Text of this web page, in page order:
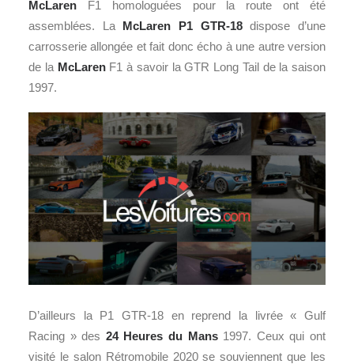
McLaren F1 homologuées pour la route ont été
assemblées. La McLaren P1 GTR-18dispose d’une
carrosserie allongée et fait donc écho à une autre version
de la McLarenF1 à savoir la GTR Long Tail de la saison
1997.
D’ailleurs la P1 GTR-18 en reprend la livrée « Gulf
Racing » des 24 Heures du Mans1997. Ceux qui ont
visité le salon Rétromobile 2020 se souviennent que les